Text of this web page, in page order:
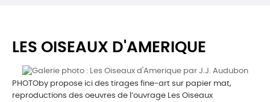
LES OISEAUX D'AMERIQUE
PHOTOby propose ici des tirages fine-art sur papier mat,
reproductions des oeuvres de l’ouvrage Les Oiseaux